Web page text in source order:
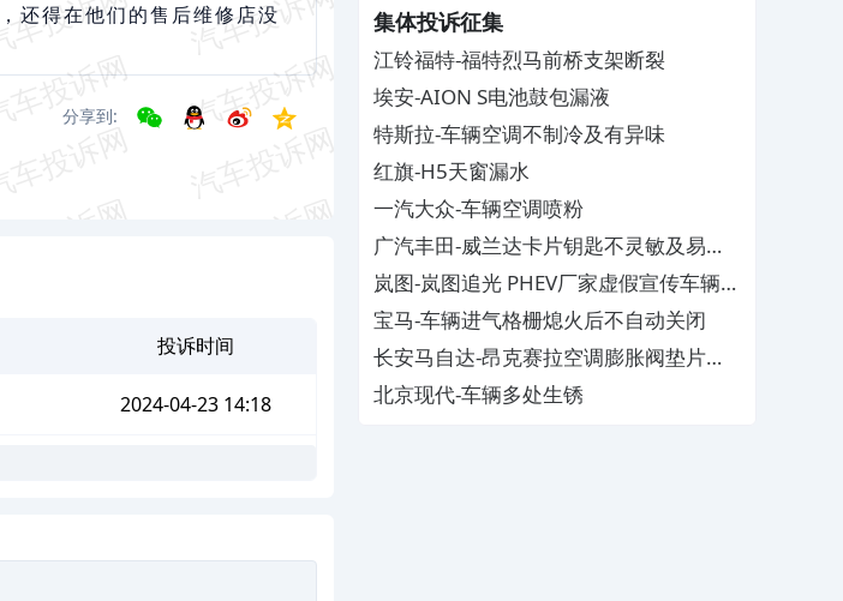
还得在他们的售后维修店没
分享到:
投诉时间
2024-04-23 14:18
集体投诉征集
江铃福特-福特烈马前桥支架断裂
埃安-AION S电池鼓包漏液
特斯拉-车辆空调不制冷及有异味
红旗-H5天窗漏水
一汽大众-车辆空调喷粉
广汽丰田-威兰达卡片钥匙不灵敏及易消
磁
岚图-岚图追光 PHEV厂家虚假宣传车辆配
置与功能
宝马-车辆进气格栅熄火后不自动关闭
长安马自达-昂克赛拉空调膨胀阀垫片生
锈
北京现代-车辆多处生锈